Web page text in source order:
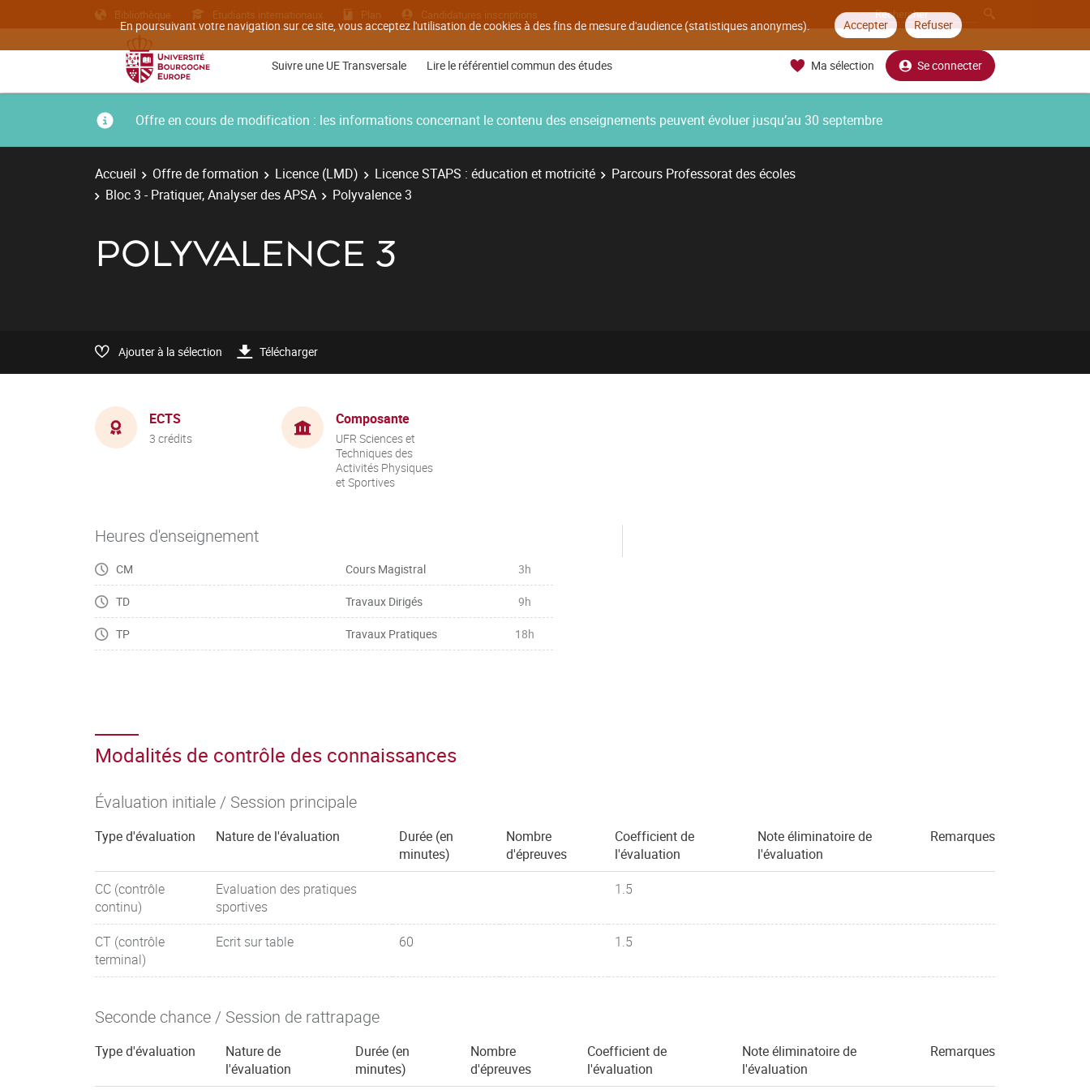
En poursuivant votre navigation sur ce site, vous acceptez l'utilisation de cookies à des fins de mesure d'audience (statistiques anonymes). Accepter Refuser
Bibliothèque Etudiants internationaux Plan Candidatures inscriptions
Suivre une UE Transversale Lire le référentiel commun des études Ma sélection Se connecter
Offre en cours de modification : les informations concernant le contenu des enseignements peuvent évoluer jusqu’au 30 septembre
Accueil Offre de formation Licence (LMD) Licence STAPS : éducation et motricité
Parcours Professorat des écoles
Bloc 3 - Pratiquer, Analyser des APSA
Polyvalence 3
POLYVALENCE 3
Ajouter à la sélection Télécharger
ECTS
3 crédits
Composante
UFR Sciences et
Techniques des
Activités Physiques
et Sportives
Heures d'enseignement
CM Cours Magistral 3h
TD Travaux Dirigés 9h
TP Travaux Pratiques 18h
Modalités de contrôle des connaissances
Évaluation initiale / Session principale
Type d'évaluation Nature de l'évaluation
Durée (en
minutes)
Nombre
d'épreuves
Coefficient de
l'évaluation
Note éliminatoire de
l'évaluation
Remarques
CC (contrôle
continu)
Evaluation des pratiques
sportives
1.5
CT (contrôle
terminal)
Ecrit sur table 60 1.5
Seconde chance / Session de rattrapage
Type d'évaluation
Nature de
l'évaluation
Durée (en
minutes)
Nombre
d'épreuves
Coefficient de
l'évaluation
Note éliminatoire de
l'évaluation
Remarques